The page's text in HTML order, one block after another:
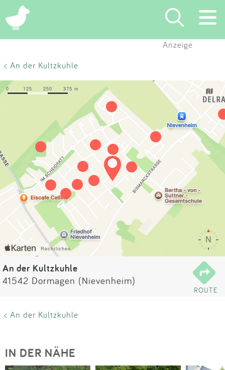
×
Eintragen
App
Blog
Partner
Kontakt
Impressum
Anzeige
< An der Kultzkuhle
An der Kultzkuhle
41542 Dormagen (Nievenheim)
ROUTE
< An der Kultzkuhle
IN DER NÄHE